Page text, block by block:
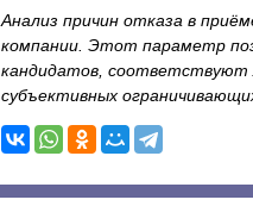
Анализ причин отказа в
компании. Этот параметр
кандидатов, соответствуют
субъективных